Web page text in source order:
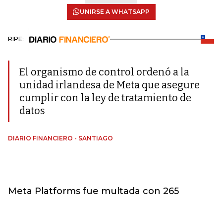
UNIRSE A WHATSAPP
RIPE:
El organismo de control ordenó a la
unidad irlandesa de Meta que asegure
cumplir con la ley de tratamiento de
datos
DIARIO FINANCIERO - SANTIAGO
Meta Platforms fue multada con 265